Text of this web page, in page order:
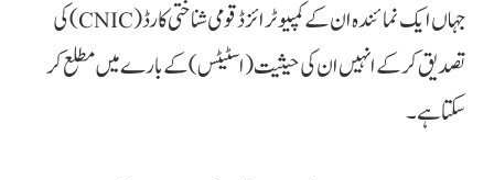
جہاں ایک نمائندہ ان کے کمپیوٹرائزڈ قومی شناختی کارڈ (CNIC) کی
تصدیق کر کے انہیں ان کی حیثیت (اسٹیٹس) کے بارے میں مطلع کر
سکتا ہے۔